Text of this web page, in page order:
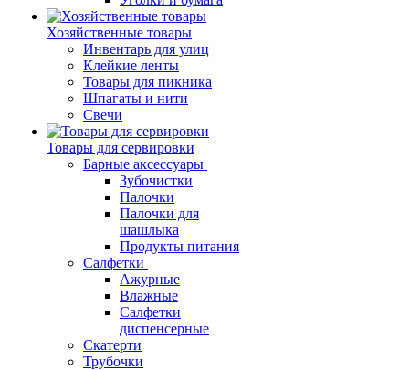
Хозяйственные товары
Инвентарь для улиц
Клейкие ленты
Товары для пикника
Шпагаты и нити
Свечи
Товары для сервировки
Барные аксессуары
Зубочистки
Палочки
Палочки для
шашлыка
Продукты питания
Салфетки
Ажурные
Влажные
Салфетки
диспенсерные
Скатерти
Трубочки